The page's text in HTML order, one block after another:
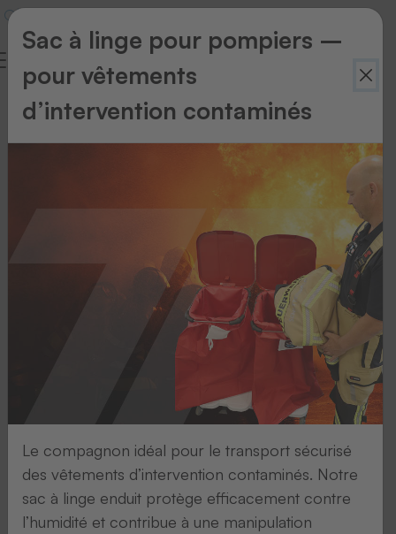
Retour
Sac à linge pour pompiers –
pour vêtements
d’intervention contaminés
Le compagnon idéal pour le transport sécurisé
des vêtements d’intervention contaminés. Notre
sac à linge enduit protège efficacement contre
l’humidité et contribue à une manipulation